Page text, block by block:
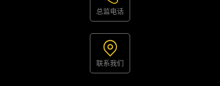
总监电话
联系我们